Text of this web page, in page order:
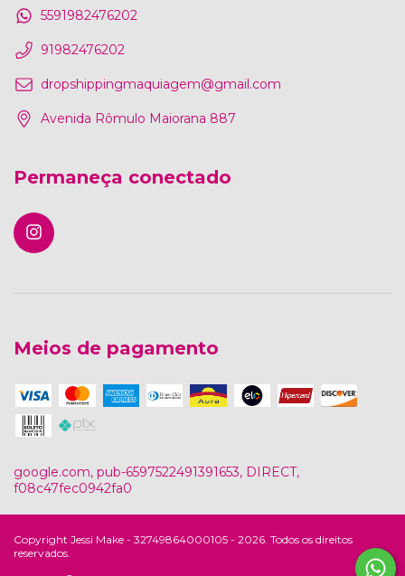
5591982476202
91982476202
dropshippingmaquiagem@gmail.com
Avenida Rômulo Maiorana 887
Permaneça conectado
Meios de pagamento
google.com, pub-6597522491391653, DIRECT,
f08c47fec0942fa0
Copyright Jessi Make - 32749864000105 - 2026. Todos os direitos
reservados.